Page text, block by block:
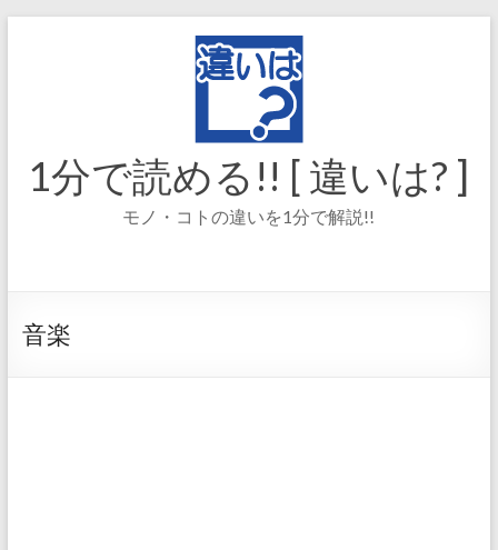
1分で読める!! [ 違いは? ]
モノ・コトの違いを1分で解説!!
音楽